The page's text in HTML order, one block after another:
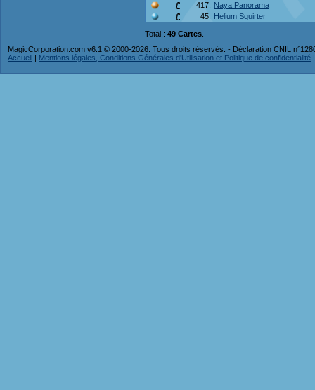
417.
Naya Panorama
45.
Helium Squirter
Total : 49 Cartes
MagicCorporation.com v6.1 © 2000-2026. Tous droits réservés. - Déclaration CNIL
Accueil | Mentions légales, Conditions Générales d'Utilisation et Politique de confidentialité